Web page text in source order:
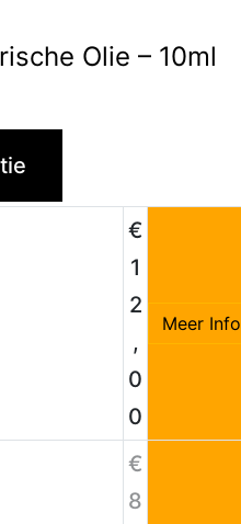
Olie – 10ml
€
1
2
,
0
0
Meer
€
8